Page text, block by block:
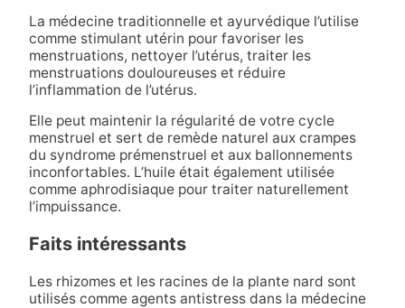
La médecine traditionnelle et ayurvédique l’utilise
comme stimulant utérin pour favoriser les
menstruations, nettoyer l’utérus, traiter les
menstruations douloureuses et réduire
l’inflammation de l’utérus.
Elle peut maintenir la régularité de votre cycle
menstruel et sert de remède naturel aux crampes
du syndrome prémenstruel et aux ballonnements
inconfortables. L’huile était également utilisée
comme aphrodisiaque pour traiter naturellement
l’impuissance.
Faits intéressants
Les rhizomes et les racines de la plante nard sont
utilisés comme agents antistress dans la médecine